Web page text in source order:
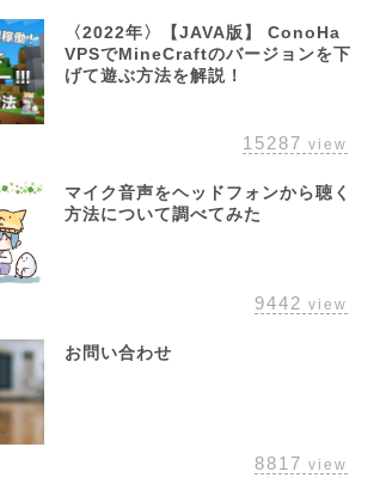
〈2022年〉【JAVA版】 ConoHa
VPSでMineCraftのバージョンを下
げて遊ぶ方法を解説！
15287 view
マイク音声をヘッドフォンから聴く
方法について調べてみた
9442 view
お問い合わせ
8817 view